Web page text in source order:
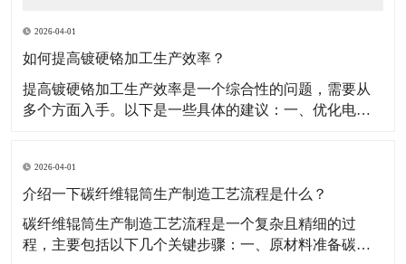
2026-04-01
如何提高镀硬铬加工生产效率？
​提高镀硬铬加工生产效率是一个综合性的问题，需要从
多个方面入手。以下是一些具体的建议：​一、优化电镀
层质量。在正常温度下，随着电流密度的增大，镀层的
硬度也在增加，但当电流密度达到一定极限时，镀层的
硬度趋向
2026-04-01
介绍一下碳纤维辊筒生产制造工艺流程是什么？
​碳纤维辊筒生产制造工艺流程是一个复杂且精细的过
程，主要包括以下几个关键步骤：​一、原材料准备碳纤